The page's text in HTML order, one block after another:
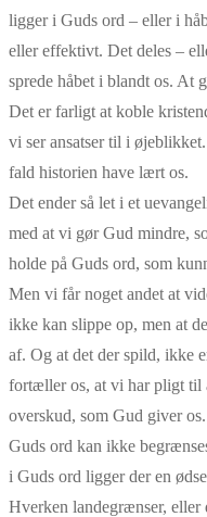
ligger i Guds ord – eller i
eller effektivt. Det deles –
sprede håbet i blandt os. At
Det er farligt at koble
vi ser ansatser til i
fald historien have lært os.
Det ender så let i et
med at vi gør Gud mindre,
holde på Guds ord, som
Men vi får noget andet at
ikke kan slippe op, men at
af. Og at det der spild, ikke
fortæller os, at vi har pligt til
overskud, som Gud giver os.
Guds ord kan ikke
i Guds ord ligger der en
Hverken landegrænser, eller